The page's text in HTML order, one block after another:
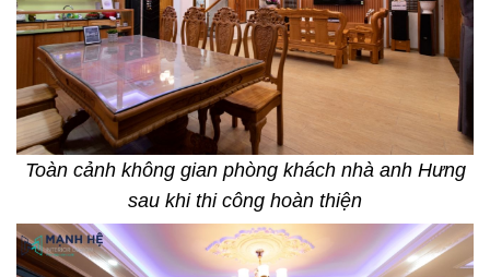
Toàn cảnh không gian phòng khách nhà anh Hưng
sau khi thi công hoàn thiện